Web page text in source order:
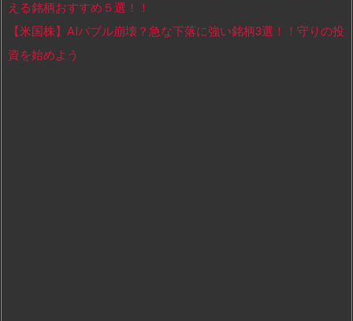
える銘柄おすすめ５選！！
【米国株】AIバブル崩壊？急な下落に強い銘柄3選！！守りの投
資を始めよう